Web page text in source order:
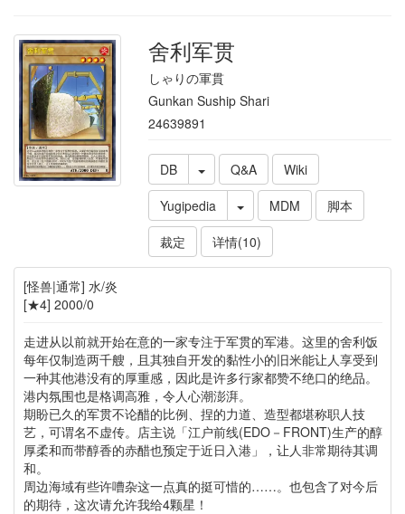
舍利军贯
しゃりの軍貫
Gunkan Suship Shari
24639891
DB Q&A
Wiki
Yugipedia
MDM
脚本
裁定
详情(10)
[怪兽|通常] 水/炎
[★4] 2000/0
走进从以前就开始在意的一家专注于军贯的军港。这里的舍利饭
每年仅制造两千艘，且其独自开发的黏性小的旧米能让人享受到
一种其他港没有的厚重感，因此是许多行家都赞不绝口的绝品。
港内氛围也是格调高雅，令人心潮澎湃。
期盼已久的军贯不论醋的比例、捏的力道、造型都堪称职人技
艺，可谓名不虚传。店主说「江户前线(EDO－FRONT)生产的醇
厚柔和而带醇香的赤醋也预定于近日入港」，让人非常期待其调
和。
周边海域有些许嘈杂这一点真的挺可惜的……。也包含了对今后
的期待，这次请允许我给4颗星！